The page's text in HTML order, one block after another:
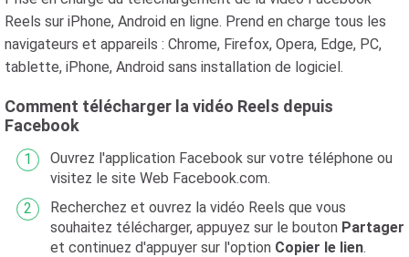
Reels sur iPhone, Android en ligne. Prend en charge tous les
navigateurs et appareils : Chrome, Firefox, Opera, Edge, PC,
tablette, iPhone, Android sans installation de logiciel.
Comment télécharger la vidéo Reels depuis
Facebook
Ouvrez l'application Facebook sur votre téléphone ou
visitez le site Web Facebook.com.
Recherchez et ouvrez la vidéo Reels que vous
souhaitez télécharger, appuyez sur le bouton Partager
et continuez d'appuyer sur l'option Copier le lien.